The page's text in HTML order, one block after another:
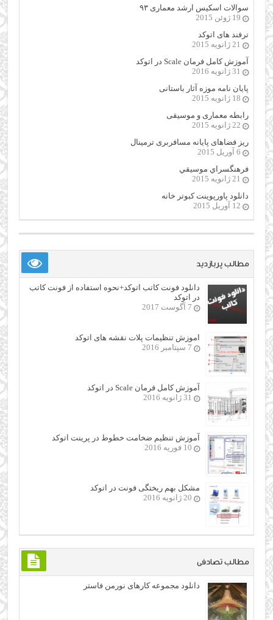
سوالات اسکیس ارشد معماری ۹۳
19 ژوئن 2015
ترفند های اتوکد
21 ژانویه 2015
آموزش کامل فرمان Scale در اتوکد
31 ژانویه 2016
پایان نامه موزه آثار باستانی
18 ژانویه 2015
رابطه معماری و موسیقی
22 ژانویه 2015
ریز فضاهای پایانه مسافربری ترمینال
6 آوریل 2015
فرهنگسراي موسيقي
21 ژانویه 2015
دانلود پاورپوینت کبوتر خانه
12 آوریل 2015
مطالب پربازدید
دانلود فونت کاتب اتوکد+نحوه استفاده از فونت کاتب
در اتوکد
7 آگوست 2017
اموزش تنظیمات پلات نقشه های اتوکد
7 سپتامبر 2016
آموزش کامل فرمان Scale در اتوکد
31 ژانویه 2016
آموزش تنظیم ضخامت خطوط در پرینت اتوکد
10 فوریه 2016
مشکل بهم ریختگی فونت در اتوکد
20 ژانویه 2016
مطالب تصادفی
دانلود مجموعه کارهای نورمن فاستر